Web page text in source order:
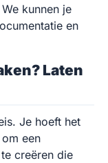
kunnen je
en
Laten
Je hoeft het
een
creëren die